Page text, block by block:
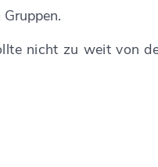
nicht zu weit von